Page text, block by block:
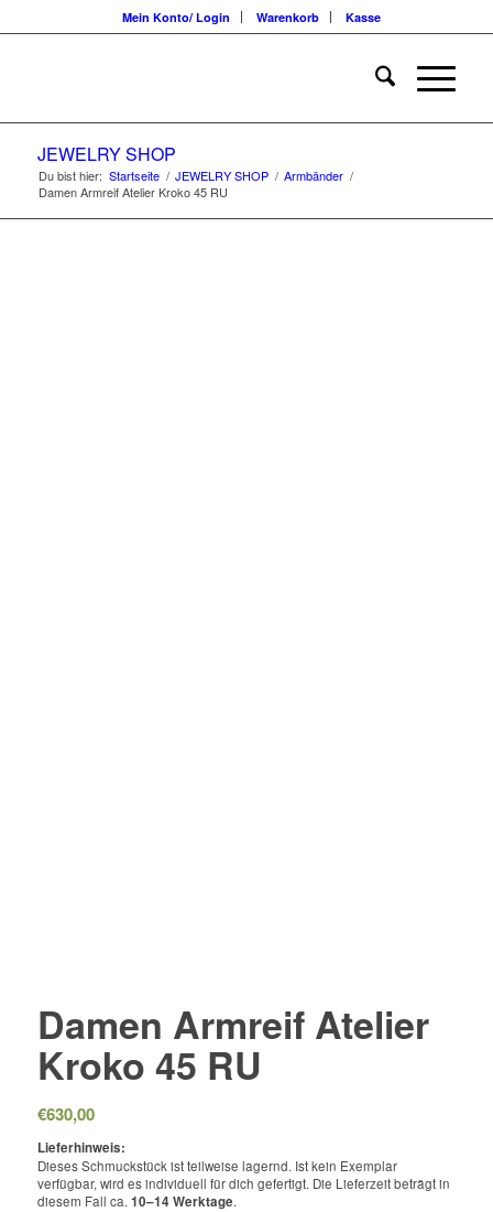
Mein Konto/ Login Warenkorb Kasse
JEWELRY SHOP
Du bist hier: Startseite / JEWELRY SHOP / Armbänder /
Damen Armreif Atelier Kroko 45 RU
Damen Armreif Atelier
Kroko 45 RU
€630,00
Lieferhinweis:
Dieses Schmuckstück ist teilweise lagernd. Ist kein Exemplar
verfügbar, wird es individuell für dich gefertigt. Die Lieferzeit beträgt in
diesem Fall ca. 10–14 Werktage.